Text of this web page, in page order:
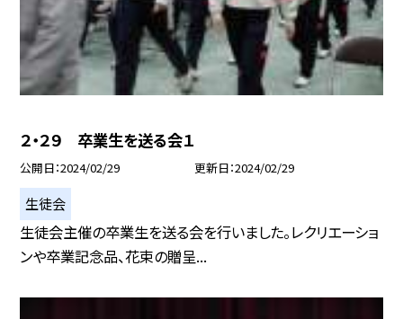
２・２９ 卒業生を送る会１
公開日 2024/02/29 更新日 2024/02/29
生徒会
生徒会主催の卒業生を送る会を行いました。レクリエーショ
ンや卒業記念品、花束の贈呈...